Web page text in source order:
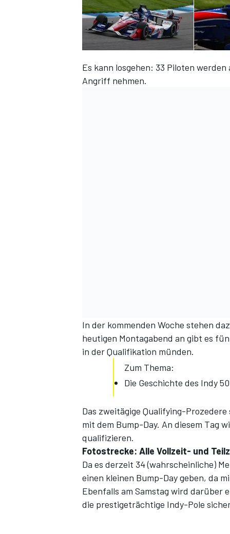
SPORTWAGEN
Es kann losgehen: 33 Piloten werden
Angriff nehmen.
In der kommenden Woche stehen
heutigen Montagabend an gibt es
in der Qualifikation münden.
Zum Thema:
Die Geschichte des Indy
Das zweitägige Qualifying-Prozedere
mit dem Bump-Day. An diesem Tag
qualifizieren.
Fotostrecke: Alle Vollzeit- und
Da es derzeit 34 (wahrscheinliche)
einen kleinen Bump-Day geben, da
Ebenfalls am Samstag wird darüber
die prestigeträchtige Indy-Pole